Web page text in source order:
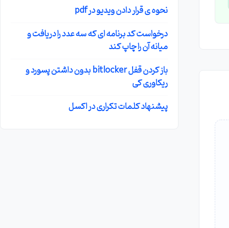
نحوه ی قرار دادن ویدیو در pdf
درخواست کد برنامه ای که سه عدد را دریافت و
میانه آن را چاپ کند
باز کردن قفل bitlocker بدون داشتن پسورد و
ریکاوری کی
پیشنهاد کلمات تکراری در اکسل